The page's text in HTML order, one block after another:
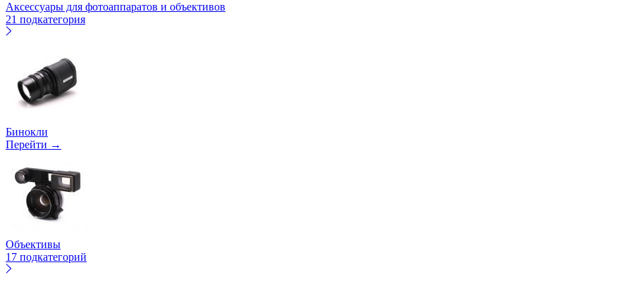
Аксессуары для фотоаппаратов и объективов
21 подкатегория
Бинокли
Перейти →
Объективы
17 подкатегорий